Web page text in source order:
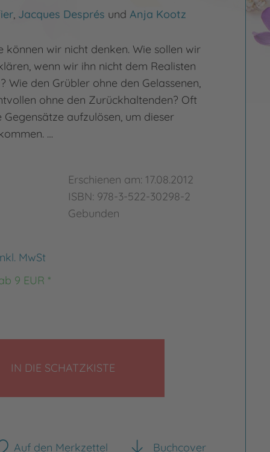
Bild vergrößern
, Jacques Després und Anja Kootz
können wir nicht denken. Wie sollen wir
wenn wir ihn nicht dem Realisten
Wie den Grübler ohne den Gelassenen,
ohne den Zurückhaltenden? Oft
aufzulösen, um dieser
…
Erschienen am: 17.08.2012
ISBN: 978-3-522-30298-2
Gebunden
MwSt
9 EUR *
IN DIE SCHATZKISTE
Auf den Merkzettel Buchcover